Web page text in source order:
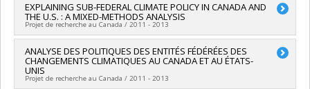
recherche
Lead researcher :Erick Lachapelle
Co-researchers :Stewart Elgie
Funding sources:
Grant programs:
EXPLAINING SUB-FEDERAL CLIMATE POLICY IN CANADA AND
THE U.S. : A MIXED-METHODS ANALYSIS
Projet de recherche au Canada / 2011 - 2013
Lead researcher :Erick Lachapelle
ANALYSE DES POLITIQUES DES ENTITÉS FÉDÉRÉES DES
CHANGEMENTS CLIMATIQUES AU CANADA ET AU ÉTATS-
UNIS
Projet de recherche au Canada / 2011 - 2013